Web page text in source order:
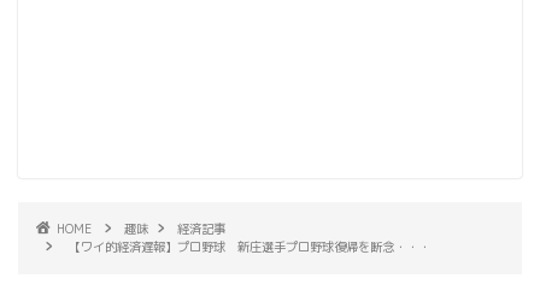
HOME 趣味
経済記事
【ワイ的経済遅報】プロ野球 新庄選手プロ野球復帰を断念・・・